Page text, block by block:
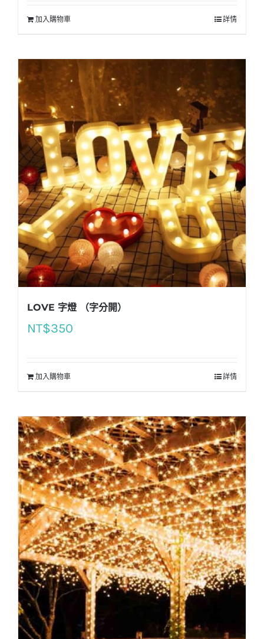
加入購物車 詳情
LOVE 字燈 （字分開）
NT$350
加入購物車 詳情